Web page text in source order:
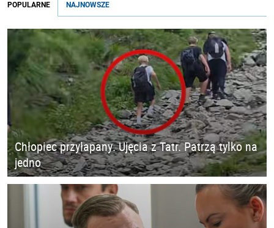
POPULARNE NAJNOWSZE
Chłopiec przyłapany. Ujęcia z Tatr. Patrzą tylko na
jedno